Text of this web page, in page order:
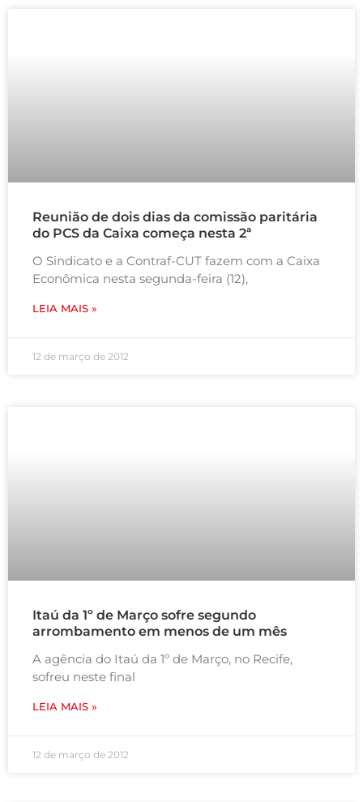
Reunião de dois dias da comissão paritária
do PCS da Caixa começa nesta 2ª
O Sindicato e a Contraf-CUT fazem com a Caixa
Econômica nesta segunda-feira (12),
LEIA MAIS »
12 de março de 2012
Itaú da 1º de Março sofre segundo
arrombamento em menos de um mês
A agência do Itaú da 1º de Março, no Recife,
sofreu neste final
LEIA MAIS »
12 de março de 2012